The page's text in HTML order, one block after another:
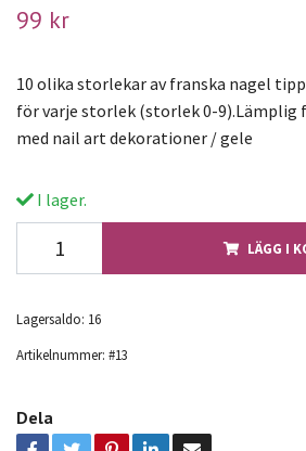
99 kr
10 olika storlekar av franska nagel
för varje storlek (storlek 0-9).Lämplig
med nail art dekorationer / gele
I lager.
LÄGG I
Lagersaldo: 16
Artikelnummer: #13
Dela